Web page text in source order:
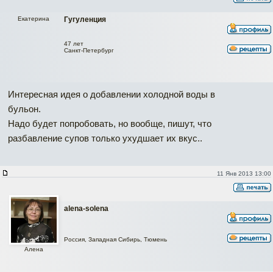
Гугуленция
Екатерина
47 лет
Санкт-Петербург
Интересная идея о добавлении холодной воды в
бульон.
Надо будет попробовать, но вообще, пишут, что
разбавление супов только ухудшает их вкус..
11 Янв 2013 13:00
alena-solena
Алена
Россия, Западная Сибирь, Тюмень